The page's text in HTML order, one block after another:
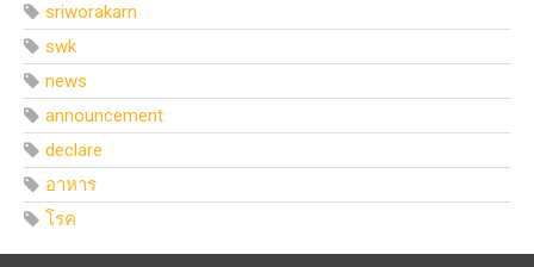
sriworakarn
swk
news
announcement
declare
อาหาร
โรค